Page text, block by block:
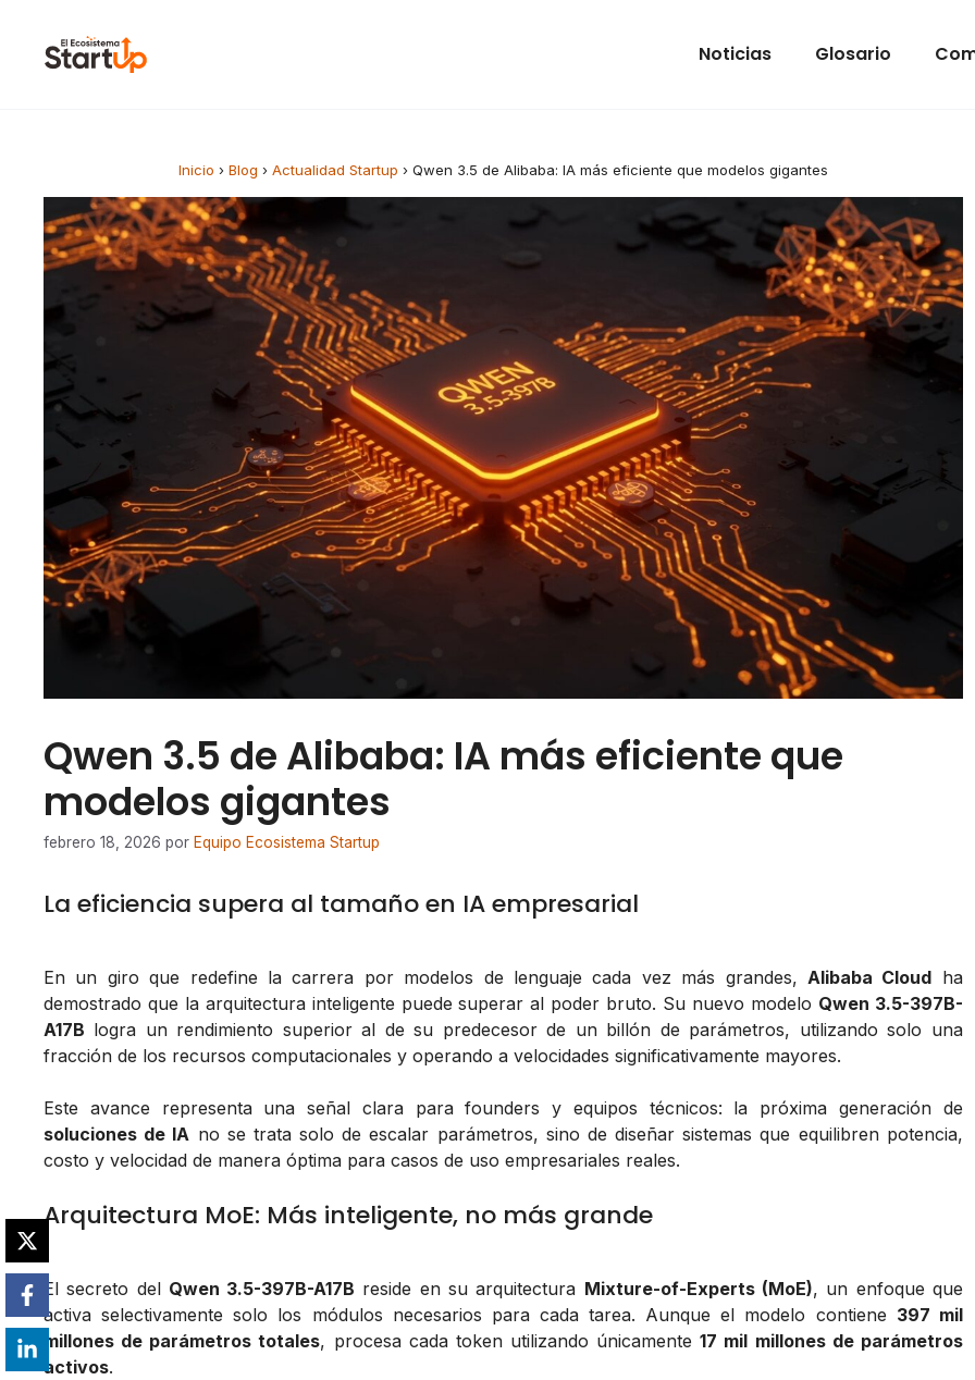
Noticias Glosario
Inicio › Blog › Actualidad Startup › Qwen 3.5 de Alibaba: IA más eficiente que modelos gigantes
Qwen 3.5 de Alibaba: IA más eficiente que
modelos gigantes
febrero 18, 2026 por Equipo Ecosistema Startup
La eficiencia supera al tamaño en IA empresarial
En un giro que redefine la carrera por modelos de lenguaje cada vez más grandes, Alibaba Cloud ha
demostrado que la arquitectura inteligente puede superar al poder bruto. Su nuevo modelo Qwen 3.5-397B-
A17B logra un rendimiento superior al de su predecesor de un billón de parámetros, utilizando solo una
fracción de los recursos computacionales y operando a velocidades significativamente mayores.
Este avance representa una señal clara para founders y equipos técnicos: la próxima generación de
soluciones de IA no se trata solo de escalar parámetros, sino de diseñar sistemas que equilibren potencia,
costo y velocidad de manera óptima para casos de uso empresariales reales.
Arquitectura MoE: Más inteligente, no más grande
El secreto del Qwen 3.5-397B-A17B reside en su arquitectura Mixture-of-Experts (MoE), un enfoque que
activa selectivamente solo los módulos necesarios para cada tarea. Aunque el modelo contiene 397 mil
millones de parámetros totales, procesa cada token utilizando únicamente17 mil millones de parámetros
activos.